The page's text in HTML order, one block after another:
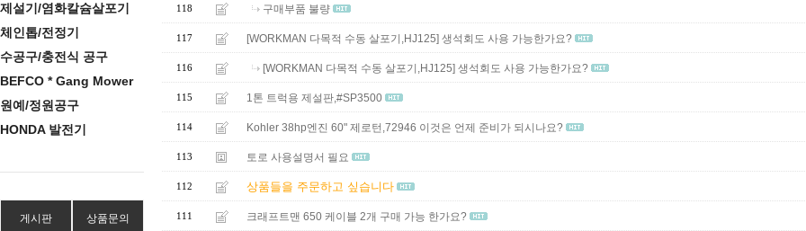
제설기/염화칼슘살포기
체인톱/전정기
수공구/충전식 공구
BEFCO * Gang Mower
원예/정원공구
HONDA 발전기
게시판 상품문의
118 구매부품 불량
117 [WORKMAN 다목적 수동 살포기,HJ125] 생석회도 사용 가능한가요?
116 [WORKMAN 다목적 수동 살포기,HJ125] 생석회도 사용 가능한가요?
115 1톤 트럭용 제설판,#SP3500
114 Kohler 38hp엔진 60" 제로턴,72946 이것은 언제 준비가 되시나요?
113 토로 사용설명서 필요
112 상품들을 주문하고 싶습니다
111 크래프트맨 650 케이블 2개 구매 가능 한가요?